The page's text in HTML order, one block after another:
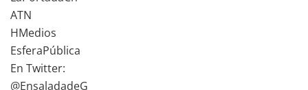
ATN
HMedios
EsferaPública
En Twitter:
@EnsaladadeG